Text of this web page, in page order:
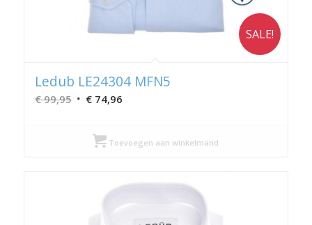
SALE!
Ledub LE24304 MFN5
€99,95 Oorspronkelijke
was:
€ 99,95.
€74,96Huidige
€ 74,96.
Toevoegen aan winkelmand